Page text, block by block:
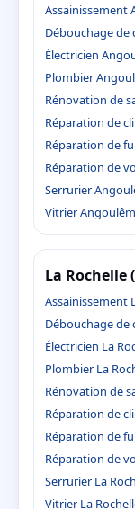
Assainissement
Débouchage de
Électricien
Plombier
Rénovation de
Réparation de
Réparation de
Réparation de
Serrurier
Vitrier
La Rochelle
Assainissement
Débouchage de
Électricien La
Plombier La
Rénovation de
Réparation de
Réparation de
Réparation de
Serrurier La
Vitrier La